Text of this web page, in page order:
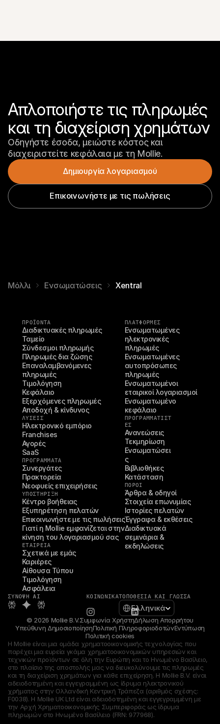
Απλοποιήστε τις πληρωμές
και τη διαχείριση χρημάτων
Οδηγήστε έσοδα, μειώστε κόστος και
διαχειριστείτε κεφάλαια με τη Mollie.
Δημιουργία λογαριασμού
Επικοινωνήστε με τις πωλήσεις
Μόλλι Ενσωματώσεις Xentral
ΠΡΟΪΌΝΤΑ
Διαδικτυακές πληρωμές
Ταμείο
Σύνδεσμοι πληρωμής
Πληρωμές δια ζώσης
Επαναλαμβανόμενες
πληρωμές
Τιμολόγηση
Κεφάλαιο
Εξερχόμενες πληρωμές
Αποδοχή & κίνδυνος
ΛΥΣΕΙΣ
Ηλεκτρονικό εμπόριο
Franchises
Αγορές
SaaS
ΠΡΟΓΡΑΜΜΑΤΑ
Συνεργάτες
Πρακτορεία
Νεοφυείς επιχειρήσεις
ΥΠΟΣΤΉΡΙΞΗ
Κέντρο βοήθειας
Εξυπηρέτηση πελατών
Επικοινωνήστε με τις πωλήσεις
Γιατί η Mollie εμφανίζεται στην
κίνηση του λογαριασμού σας
ΕΤΑΙΡΕΊΑ
Σχετικά με εμάς
Καριέρες
Αίθουσα Τύπου
Τιμολόγηση
Ασφάλεια
ΠΛΑΤΦΟΡΜΕΣ
Ενσωματωμένες
ηλεκτρονικές
πληρωμές
Ενσωματωμένες
αυτοπρόσωπες
πληρωμές
Ενσωματωμένοι
εταιρικοί λογαριασμοί
Ενσωματωμένο
κεφάλαιο
ΠΡΟΓΡΑΜΜΑΤΙΣΤ
ΈΣ
Ανανεώσεις
Τεκμηρίωση
Ενσωματώσει
ς
Βιβλιοθήκες
Κατάσταση
ΠΌΡΟΙ
Άρθρα & οδηγοί
Στοιχεία επωνυμίας
Ιστορίες πελατών
Έγγραφα & εκθέσεις
Διαδικτυακά
σεμινάρια &
εκδηλώσεις
ΣΎΝΟΨΗ AI ΚΟΙΝΩΝΙΚΆΤΟΠΟΘΕΣΊΑ ΚΑΙ ΓΛΏΣΣΑ
Select Language
Ελληνικά
© 2026 Mollie B.V.Συμφωνία ΧρήστηΔήλωση Απορρήτου
Υπεύθυνη ΔημοσιοποίησηΠολιτική ΠληροφοριοδοτώνΕντύπωση
Πολιτική cookies
Η Mollie είναι μια ομάδα χρηματοοικονομικής τεχνολογίας που
παρέχει μια ευρεία γκάμα χρηματοοικονομικών υπηρεσιών και
τεχνικών προϊόντων σε όλη την Ευρώπη και το Ηνωμένο Βασίλειο,
στο πλαίσιο της αποστολής μας να διευκολύνουμε τις πληρωμές
και τη διαχείριση χρημάτων για κάθε επιχείρηση. Η Mollie B.V. είναι
αδειοδοτημένη και εγγεγραμμένη ως ίδρυμα ηλεκτρονικού
χρήματος στην Ολλανδική Κεντρική Τράπεζα (αριθμός σχέσης:
F0038). Η Mollie UK Ltd είναι αδειοδοτημένη και εγγεγραμμένη με
την Αρχή Χρηματοοικονομικής Συμπεριφοράς ως ίδρυμα
πληρωμών στο Ηνωμένο Βασίλειο (FRN: 977968).